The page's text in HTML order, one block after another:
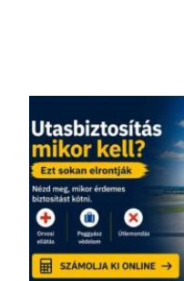
Bejelentkezés